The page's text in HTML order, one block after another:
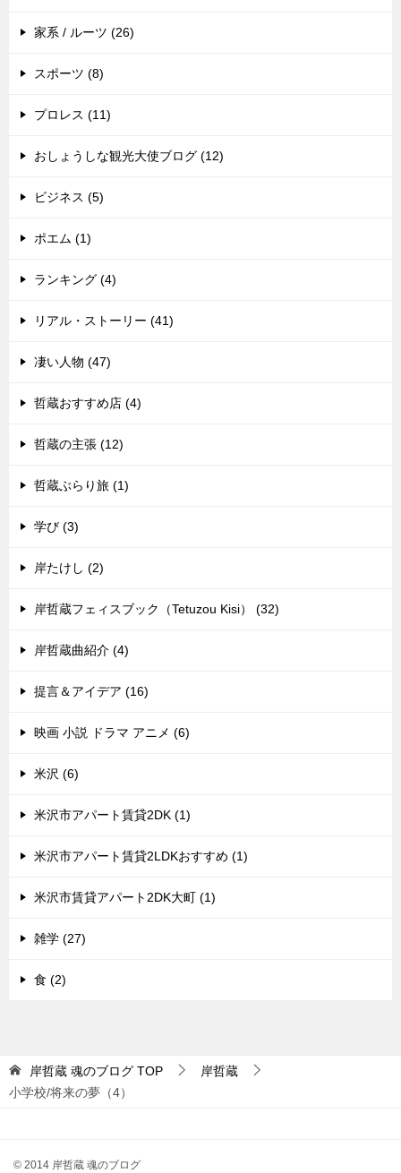
家系 / ルーツ (26)
スポーツ (8)
プロレス (11)
おしょうしな観光大使ブログ (12)
ビジネス (5)
ポエム (1)
ランキング (4)
リアル・ストーリー (41)
凄い人物 (47)
哲蔵おすすめ店 (4)
哲蔵の主張 (12)
哲蔵ぶらり旅 (1)
学び (3)
岸たけし (2)
岸哲蔵フェィスブック（Tetuzou Kisi） (32)
岸哲蔵曲紹介 (4)
提言＆アイデア (16)
映画 小説 ドラマ アニメ (6)
米沢 (6)
米沢市アパート賃貸2DK (1)
米沢市アパート賃貸2LDKおすすめ (1)
米沢市賃貸アパート2DK大町 (1)
雑学 (27)
食 (2)
岸哲蔵 魂のブログ TOP
岸哲蔵
小学校/将来の夢（4）
© 2014 岸哲蔵 魂のブログ